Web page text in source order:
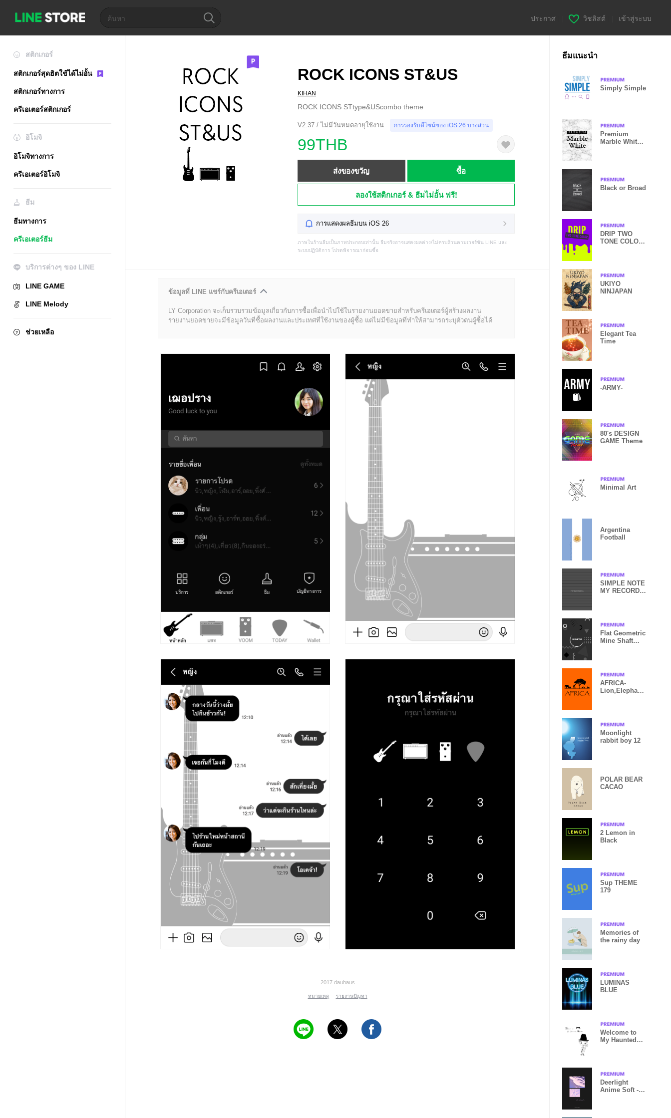
ประกาศ วิชลิสต์ เข้าสู่ระบบ
สติกเกอร์
สติกเกอร์สุดฮิตใช้ได้ไม่อั้น
สติกเกอร์ทางการ
ครีเอเตอร์สติกเกอร์
อิโมจิ
อิโมจิทางการ
ครีเอเตอร์อิโมจิ
ธีม
ธีมทางการ
ครีเอเตอร์ธีม
บริการต่างๆ ของ LINE
LINE GAME
LINE Melody
ช่วยเหลือ
ROCK ICONS ST&US
KIHAN
ROCK ICONS STtype&UScombo theme
V2.37 / ไม่มีวันหมดอายุใช้งาน การรองรับดีไซน์ของ iOS 26 บางส่วน
99THB
ส่งของขวัญ ซื้อ
ลองใช้สติกเกอร์ & ธีมไม่อั้น ฟรี!
การแสดงผลธีมบน iOS 26
ภาพในร้านธีมเป็นภาพประกอบเท่านั้น ธีมจริงอาจแสดงผลต่าง/ไม่ครบถ้วนตามเวอร์ชัน LINE และ
ระบบปฏิบัติการ โปรดพิจารณาก่อนซื้อ
ข้อมูลที่ LINE แชร์กับครีเอเตอร์
LY Corporation จะเก็บรวบรวมข้อมูลเกี่ยวกับการซื้อเพื่อนำไปใช้ในรายงานยอดขายสำหรับครีเอเตอร์ผู้สร้างผลงาน
รายงานยอดขายจะมีข้อมูลวันที่ซื้อผลงานและประเทศที่ใช้งานของผู้ซื้อ แต่ไม่มีข้อมูลที่ทำให้สามารถระบุตัวตนผู้ซื้อได้
2017 dauhaus
หมายเหตุ รายงานปัญหา
ธีมแนะนำ
Simply Simple
Premium
Marble White
Black or Broad
DRIP TWO
TONE COLOR
UKIYO
NINJAPAN
Elegant Tea
Time
-ARMY-
80's DESIGN
GAME Theme
Minimal Art
Argentina
Football
SIMPLE NOTE
MY RECORDS
Flat Geometric
Mine Shaft
AFRICA-
Lion,Elephant,
Moonlight
rabbit boy 12
POLAR BEAR
CACAO
2 Lemon in
Black
Sup THEME
179
Memories of
the rainy day
LUMINAS
BLUE
Welcome to
My Haunted
Deerlight
Anime Soft -